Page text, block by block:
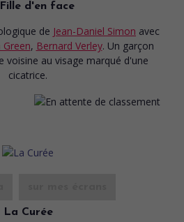
d'en face
de Jean-Daniel Simon avec
Green, Bernard Verley. Un garçon
voisine au visage marqué d'une
cicatrice.
La Curée